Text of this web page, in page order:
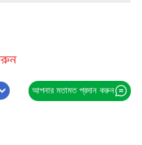
আপনার মতামত প্রদান করুন